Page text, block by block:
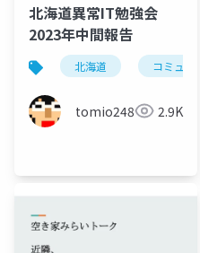
北海道異常IT勉強会
2023年中間報告
北海道 コミュニ
tomio2480 2.9K